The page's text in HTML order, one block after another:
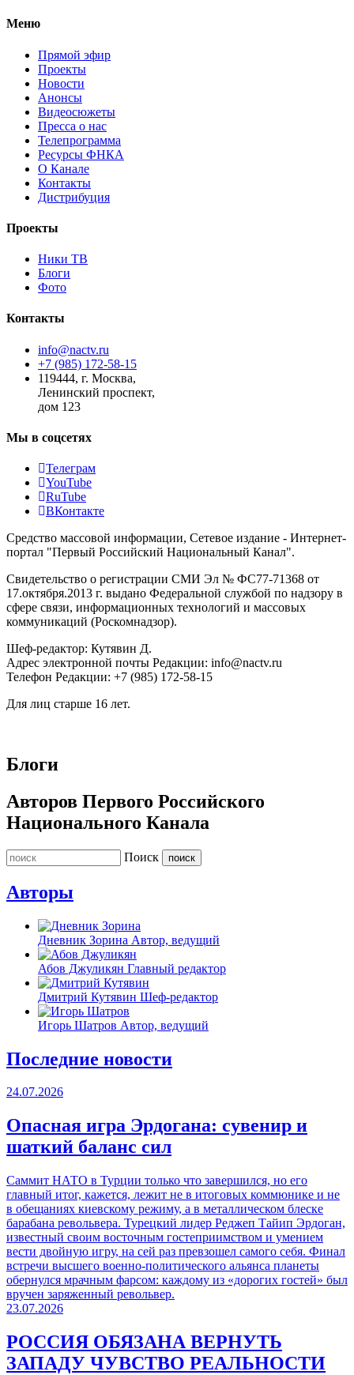
Меню
Прямой эфир
Проекты
Новости
Анонсы
Видеосюжеты
Пресса о нас
Телепрограмма
Ресурсы ФНКА
О Канале
Контакты
Дистрибуция
Проекты
Ники ТВ
Блоги
Фото
Контакты
info@nactv.ru
+7 (985) 172-58-15
119444, г. Москва,
Ленинский проспект,
дом 123
Мы в соцсетях
Телеграм
YouTube
RuTube
ВКонтакте
Средство массовой информации, Сетевое издание - Интернет-
портал "Первый Российский Национальный Канал".
Свидетельство о регистрации СМИ Эл № ФС77-71368 от
17.октября.2013 г. выдано Федеральной службой по надзору в
сфере связи, информационных технологий и массовых
коммуникаций (Роскомнадзор).
Шеф-редактор: Кутявин Д.
Адрес электронной почты Редакции: info@nactv.ru
Телефон Редакции: +7 (985) 172-58-15
Для лиц старше 16 лет.
Блоги
Авторов Первого Российского
Национального Канала
Поиск
Авторы
Дневник Зорина Автор, ведущий
Абов Джуликян Главный редактор
Дмитрий Кутявин Шеф-редактор
Игорь Шатров Автор, ведущий
Последние новости
24.07.2026
Опасная игра Эрдогана: сувенир и
шаткий баланс сил
Саммит НАТО в Турции только что завершился, но его
главный итог, кажется, лежит не в итоговых коммюнике и не
в обещаниях киевскому режиму, а в металлическом блеске
барабана револьвера. Турецкий лидер Реджеп Тайип Эрдоган,
известный своим восточным гостеприимством и умением
вести двойную игру, на сей раз превзошел самого себя. Финал
встречи высшего военно-политического альянса планеты
обернулся мрачным фарсом: каждому из «дорогих гостей» был
вручен заряженный револьвер.
23.07.2026
РОССИЯ ОБЯЗАНА ВЕРНУТЬ
ЗАПАДУ ЧУВСТВО РЕАЛЬНОСТИ